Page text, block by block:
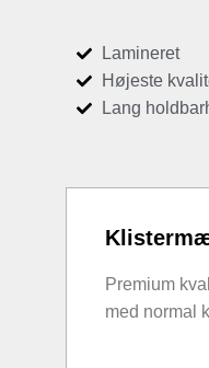
Lamineret
Højeste
Lang
Premium
med normal